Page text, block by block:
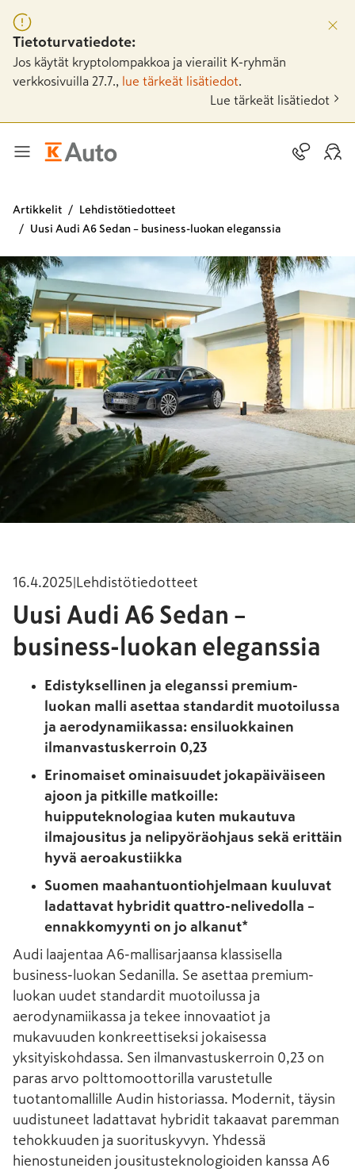
Tietoturvatiedote:
Jos käytät kryptolompakkoa ja vierailit K-ryhmän
verkkosivuilla 27.7.,
lue tärkeät lisätiedot
Lue tärkeät lisätiedot
Artikkelit
Lehdistötiedotteet
Uusi Audi A6 Sedan – business-luokan eleganssia
16.4.2025 Lehdistötiedotteet
Uusi Audi A6 Sedan –
business-luokan eleganssia
Edistyksellinen ja eleganssi premium-
luokan malli asettaa standardit muotoilussa
ja aerodynamiikassa: ensiluokkainen
ilmanvastuskerroin 0,23
Erinomaiset ominaisuudet jokapäiväiseen
ajoon ja pitkille matkoille:
huipputeknologiaa kuten mukautuva
ilmajousitus ja nelipyöräohjaus sekä erittäin
hyvä aeroakustiikka
Suomen maahantuontiohjelmaan kuuluvat
ladattavat hybridit quattro-nelivedolla –
ennakkomyynti on jo alkanut*
Audi laajentaa A6-mallisarjaansa klassisella
business-luokan Sedanilla. Se asettaa premium-
luokan uudet standardit muotoilussa ja
aerodynamiikassa ja tekee innovaatiot ja
mukavuuden konkreettiseksi jokaisessa
yksityiskohdassa. Sen ilmanvastuskerroin 0,23 on
paras arvo polttomoottorilla varustetulle
tuotantomallille Audin historiassa. Modernit, täysin
uudistuneet ladattavat hybridit takaavat paremman
tehokkuuden ja suorituskyvyn. Yhdessä
hienostuneiden jousitusteknologioiden kanssa A6